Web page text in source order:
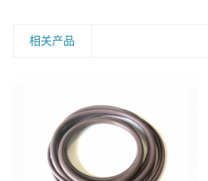
相关产品